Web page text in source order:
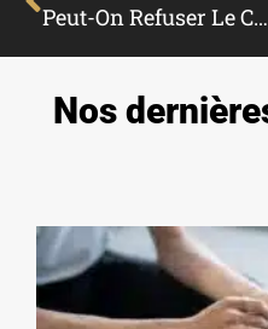
Peut-On Refuser Le Compteur D’eau Télérelève ?
Nos